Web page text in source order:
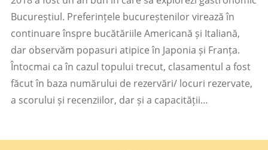
Bucureștiul. Preferințele bucureștenilor virează în
continuare înspre bucătăriile Americană și Italiană,
dar observăm popasuri atipice în Japonia și Franța.
Întocmai ca în cazul topului trecut, clasamentul a fost
făcut în baza numărului de rezervări/ locuri rezervate,
a scorului și recenziilor, dar și a capacității…